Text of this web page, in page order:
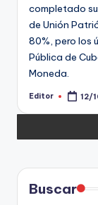
completado
de Unión
80%, pero los
Pública de
Moneda.
Publicado
Editor 12/
Buscar